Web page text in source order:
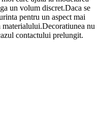
un volum discret.Daca se
pentru un aspect mai
materialului.Decoratiunea nu
contactului prelungit.